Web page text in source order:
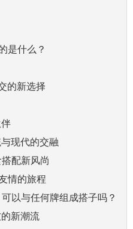
是什么？
的新选择
现代的交融
配新风尚
情的旅程
以与任何牌组成搭子吗？
新潮流